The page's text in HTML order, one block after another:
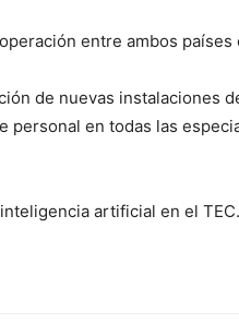
entre ambos
de nuevas instalaciones
en todas las
artificial en el TEC.